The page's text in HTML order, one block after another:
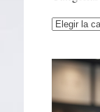
Categorías